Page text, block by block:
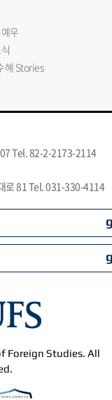
우
혜 Stories
Tel. 82-2-2173-2114
로 81 Tel. 031-330-4114
Foreign Studies. All